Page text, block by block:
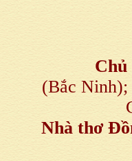
Chủ
(Bắc Ninh);
Nhà thơ